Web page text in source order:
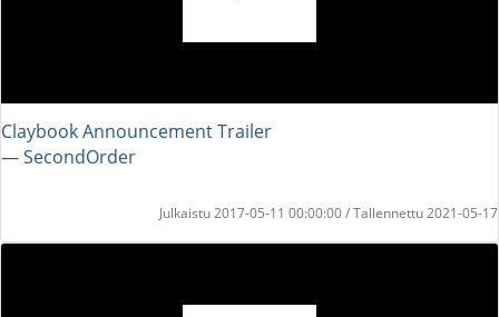
Claybook Announcement Trailer
― SecondOrder
Julkaistu 2017-05-11 00:00:00 / Tallennettu 2021-05-17